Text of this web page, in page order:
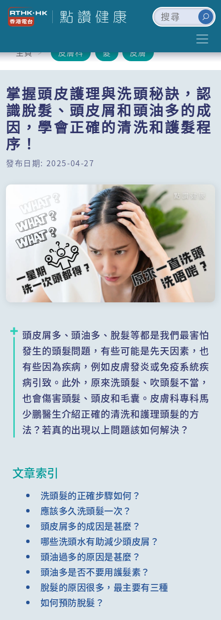
主頁 皮膚科 髮 皮膚
掌握頭皮護理與洗頭秘訣，認
識脫髮、頭皮屑和頭油多的成
因，學會正確的清洗和護髮程
序！
發布日期: 2025-04-27
頭皮屑多、頭油多、脫髮等都是我們最害怕
發生的頭髮問題，有些可能是先天因素，也
有些因為疾病，例如皮膚發炎或免疫系統疾
病引致。此外，原來洗頭髮、吹頭髮不當，
也會傷害頭髮、頭皮和毛囊。皮膚科專科馬
少鵬醫生介紹正確的清洗和護理頭髮的方
法？若真的出現以上問題該如何解決？
文章索引
洗頭髮的正確步驟如何？
應該多久洗頭髮一次？
頭皮屑多的成因是甚麼？
哪些洗頭水有助減少頭皮屑？
頭油過多的原因是甚麼？
頭油多是否不要用護髮素？
脫髮的原因很多，最主要有三種
如何預防脫髮？